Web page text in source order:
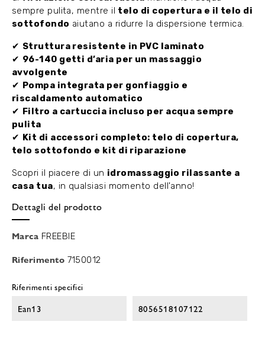
sempre pulita, mentre il telo di copertura e il telo di
sottofondo aiutano a ridurre la dispersione termica.
✔ Struttura resistente in PVC laminato
✔ 96-140 getti d’aria per un massaggio
avvolgente
✔ Pompa integrata per gonfiaggio e
riscaldamento automatico
✔ Filtro a cartuccia incluso per acqua sempre
pulita
✔ Kit di accessori completo: telo di copertura,
telo sottofondo e kit di riparazione
Scopri il piacere di un idromassaggio rilassante a
casa tua, in qualsiasi momento dell'anno!
Dettagli del prodotto
Marca FREEBIE
Riferimento 7150012
Riferimenti specifici
Ean13 8056518107122